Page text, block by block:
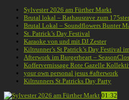
Sylvester 2026 am Fürther Markt
Brutal lokal – Rathausrave zum
Brutal Lokal – Soundflowers Bunter
St. Patrick’s Day Festival
Karaoke von und mit DJ Zester
Kiltrunner’s St Patrick’s Day Festival
Afterwork im Burgerheart –
Koffervernissage Rote Gazelle
your own personal jesus #afterwork
Kiltrunners St.Patricks Day Party
01:32